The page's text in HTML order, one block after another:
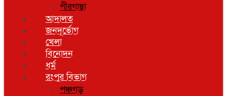
পীরগাছা
আদালত
জনদূর্ভোগ
খেলা
বিনোদন
ধর্ম
রংপুর বিভাগ
পঞ্চগড়